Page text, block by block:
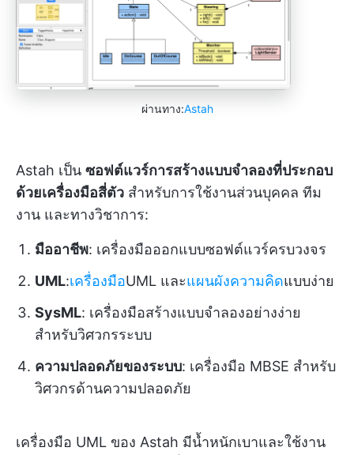
ผ่านทาง:Astah
Astah เป็น ซอฟต์แวร์การสร้างแบบจำลองที่ประกอบ
ด้วยเครื่องมือสี่ตัว สำหรับการใช้งานส่วนบุคคล ทีม
งาน และทางวิชาการ:
มืออาชีพ: เครื่องมือออกแบบซอฟต์แวร์ครบวงจร
UML:เครื่องมือUML และแผนผังความคิดแบบง่าย
SysML: เครื่องมือสร้างแบบจำลองอย่างง่าย
สำหรับวิศวกรระบบ
ความปลอดภัยของระบบ: เครื่องมือ MBSE สำหรับ
วิศวกรด้านความปลอดภัย
เครื่องมือ UML ของ Astah มีน้ำหนักเบาและใช้งาน